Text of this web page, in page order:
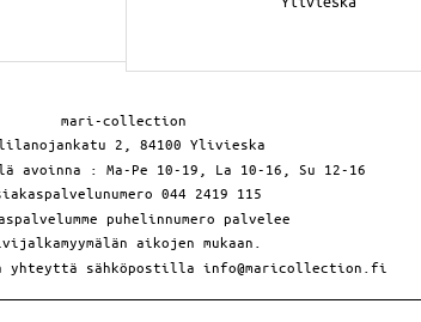
mari-collection
2, 84100 Ylivieska
avoinna : Ma-Pe 10-19, La 10-16, Su 12-16
044 2419 115
puhelinnumero palvelee
aikojen mukaan.
yhteyttä sähköpostilla info@maricollection.fi